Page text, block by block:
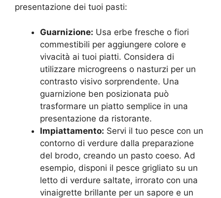
presentazione dei tuoi pasti:
Guarnizione: Usa erbe fresche o fiori
commestibili per aggiungere colore e
vivacità ai tuoi piatti. Considera di
utilizzare microgreens o nasturzi per un
contrasto visivo sorprendente. Una
guarnizione ben posizionata può
trasformare un piatto semplice in una
presentazione da ristorante.
Impiattamento: Servi il tuo pesce con un
contorno di verdure dalla preparazione
del brodo, creando un pasto coeso. Ad
esempio, disponi il pesce grigliato su un
letto di verdure saltate, irrorato con una
vinaigrette brillante per un sapore e un